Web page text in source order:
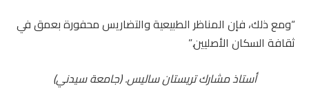
“ومع ذلك، فإن المناظر الطبيعية والتضاريس محفورة بعمق في
ثقافة السكان الأصليين.”
أستاذ مشارك تريستان ساليس. (جامعة سيدني)